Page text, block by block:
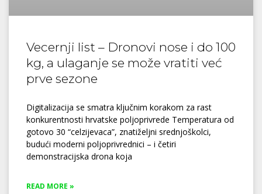
Vecernji list – Dronovi nose i do 100
kg, a ulaganje se može vratiti već
prve sezone
Digitalizacija se smatra ključnim korakom za rast
konkurentnosti hrvatske poljoprivrede Temperatura od
gotovo 30 “celzijevaca”, znatiželjni srednjoškolci,
budući moderni poljoprivrednici – i četiri
demonstracijska drona koja
READ MORE »